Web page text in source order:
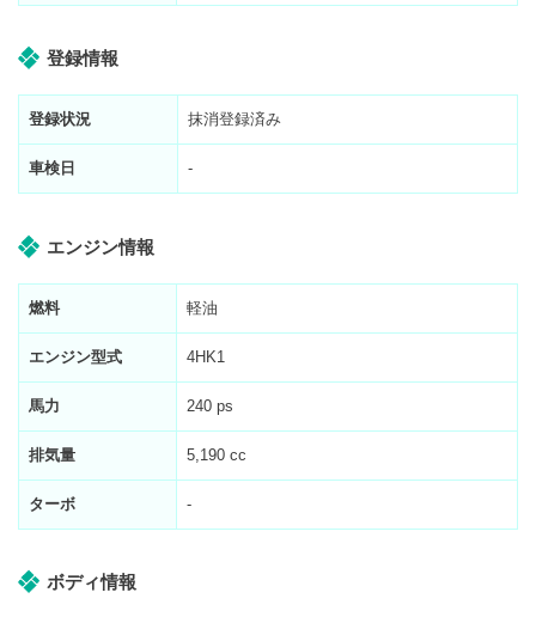
登録情報
登録状況 抹消登録済み
車検日 -
エンジン情報
燃料 軽油
エンジン型式 4HK1
馬力 240 ps
排気量 5,190 cc
ターボ -
ボディ情報